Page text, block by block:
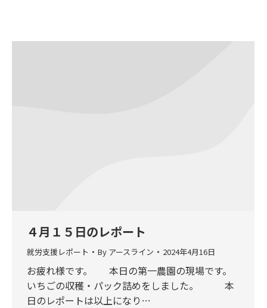
４月１５日のレポート
就労支援レポート By アースライン 2024年4月16日
お疲れ様です。 本日の第一農園の現場です。
いちごの収穫・パック詰めをしました。 本
日のレポートは以上になり…